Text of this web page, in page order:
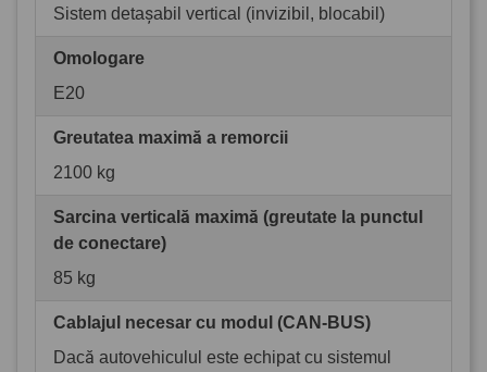
Sistem detașabil vertical (invizibil, blocabil)
Omologare
E20
Greutatea maximă a remorcii
2100 kg
Sarcina verticală maximă (greutate la punctul
de conectare)
85 kg
Cablajul necesar cu modul (CAN-BUS)
Dacă autovehiculul este echipat cu sistemul